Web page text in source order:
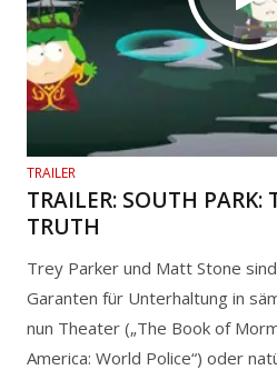
TRAILER
TRAILER: SOUTH PARK:
TRUTH
Trey Parker und Matt Stone
Garanten für Unterhaltung in
nun Theater („The Book of
America: World Police“) oder